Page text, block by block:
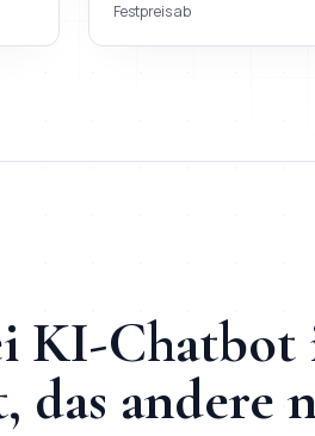
Festpreis ab
KI-Chatbot
das andere